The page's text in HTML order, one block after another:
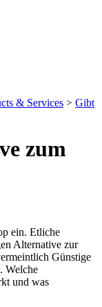
& Services > Gibt
zum
ein. Etliche
Alternative zur
Günstige
Welche
und was